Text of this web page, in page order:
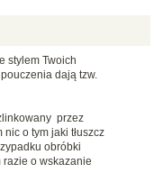
stylem Twoich
dają tzw.
przez
o tym jaki tłuszcz
obróbki
razie o wskazanie